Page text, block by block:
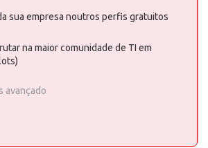
sua empresa noutros perfis gratuitos
na maior comunidade de TI em
avançado